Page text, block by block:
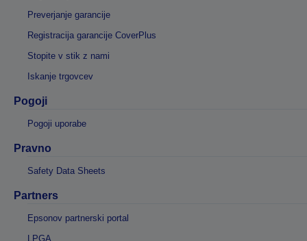
Preverjanje garancije
Registracija garancije CoverPlus
Stopite v stik z nami
Iskanje trgovcev
Pogoji
Pogoji uporabe
Pravno
Safety Data Sheets
Partners
Epsonov partnerski portal
LPGA